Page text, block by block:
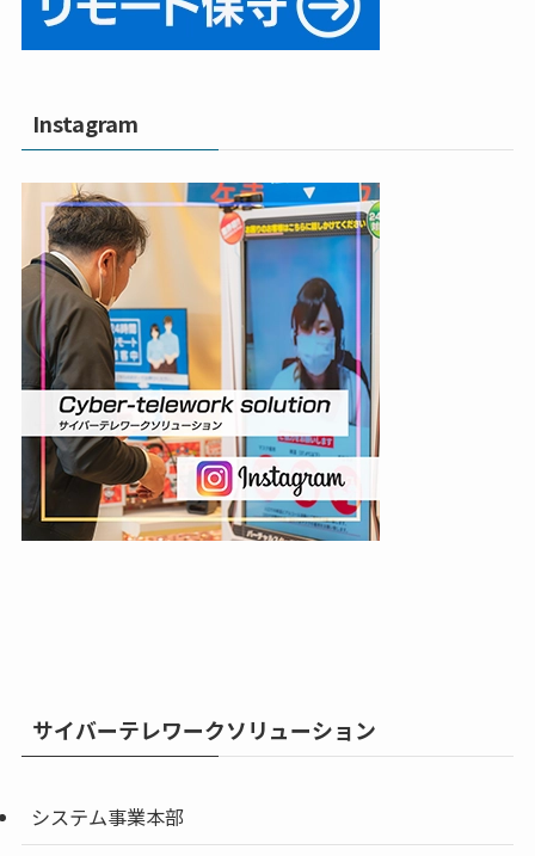
Instagram
サイバーテレワークソリューション
システム事業本部